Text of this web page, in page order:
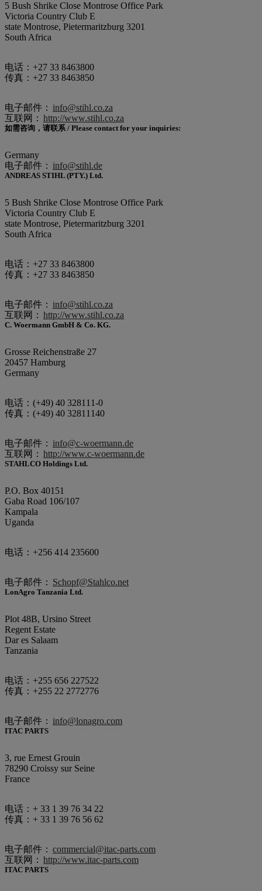
5 Bush Shrike Close Montrose Office Park
Victoria Country Club E
state Montrose, Pietermaritzburg 3201
South Africa
电话：+27 33 8463800
传真：+27 33 8463850
电子邮件： info@stihl.co.za
互联网： http://www.stihl.co.za
如需咨询，请联系 / Please contact for your inquiries:
Germany
电子邮件： info@stihl.de
ANDREAS STIHL (PTY.) Ltd.
5 Bush Shrike Close Montrose Office Park
Victoria Country Club E
state Montrose, Pietermaritzburg 3201
South Africa
电话：+27 33 8463800
传真：+27 33 8463850
电子邮件： info@stihl.co.za
互联网： http://www.stihl.co.za
C. Woermann GmbH & Co. KG.
Grosse Reichenstraße 27
20457 Hamburg
Germany
电话：(+49) 40 328111-0
传真：(+49) 40 32811140
电子邮件： info@c-woermann.de
互联网： http://www.c-woermann.de
STAHLCO Holdings Ltd.
P.O. Box 40151
Gaba Road 106/107
Kampala
Uganda
电话：+256 414 235600
电子邮件： Schopf@Stahlco.net
LonAgro Tanzania Ltd.
Plot 48B, Ursino Street
Regent Estate
Dar es Salaam
Tanzania
电话：+255 656 227522
传真：+255 22 2772776
电子邮件： info@lonagro.com
ITAC PARTS
3, rue Ernest Grouin
78290 Croissy sur Seine
France
电话：+ 33 1 39 76 34 22
传真：+ 33 1 39 76 56 62
电子邮件： commercial@itac-parts.com
互联网： http://www.itac-parts.com
ITAC PARTS